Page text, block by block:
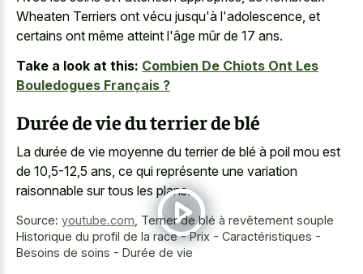
Wheaten Terriers ont vécu jusqu'à l'adolescence, et
certains ont même atteint l'âge mûr de 17 ans.
Take a look at this: Combien De Chiots Ont Les
Bouledogues Français ?
Durée de vie du terrier de blé
La durée de vie moyenne du terrier de blé à poil mou est
de 10,5-12,5 ans, ce qui représente une variation
raisonnable sur tous les plans.
Source: youtube.com Terrier de blé à revêtement souple
Historique du profil de la race - Prix - Caractéristiques -
Besoins de soins - Durée de vie